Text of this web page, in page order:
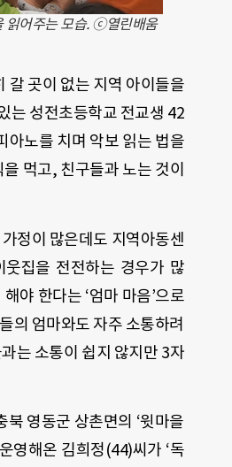
읽어주는 모습. ⓒ열린배움
갈 곳이 없는 지역 아이들을
는 성전초등학교 전교생 42
아노를 치며 악보 읽는 법을
먹고, 친구들과 노는 것이
정이 많은데도 지역아동센
집을 전전하는 경우가 많
야 한다는 ‘엄마 마음’으로
의 엄마와도 자주 소통하려
는 소통이 쉽지 않지만 3자
영동군 상촌면의 ‘윗마을
영해온 김희정(44)씨가 ‘독